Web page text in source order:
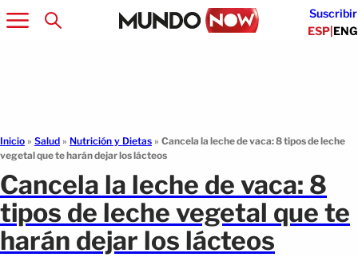
Suscribir
ESP|ENG
Inicio » Salud » Nutrición y Dietas » Cancela la leche de vaca: 8 tipos de leche
vegetal que te harán dejar los lácteos
Cancela la leche de vaca: 8
tipos de leche vegetal que te
harán dejar los lácteos